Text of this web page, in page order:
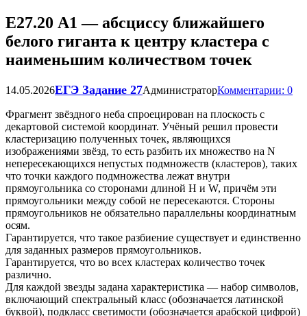
Е27.20 А1 — абсциссу ближайшего
белого гиганта к центру кластера с
наименьшим количеством точек
14.05.2026ЕГЭ Задание 27АдминистраторКомментарии: 0
Фрагмент звёздного неба спроецирован на плоскость с
декартовой системой координат. Учёный решил провести
кластеризацию полученных точек, являющихся
изображениями звёзд, то есть разбить их множество на N
непересекающихся непустых подмножеств (кластеров), таких
что точки каждого подмножества лежат внутри
прямоугольника со сторонами длиной Н и W, причём эти
прямоугольники между собой не пересекаются. Стороны
прямоугольников не обязательно параллельны координатным
осям.
Гарантируется, что такое разбиение существует и единственно
для заданных размеров прямоугольников.
Гарантируется, что во всех кластерах количество точек
различно.
Для каждой звезды задана характеристика — набор символов,
включающий спектральный класс (обозначается латинской
буквой), подкласс светимости (обозначается арабской цифрой)